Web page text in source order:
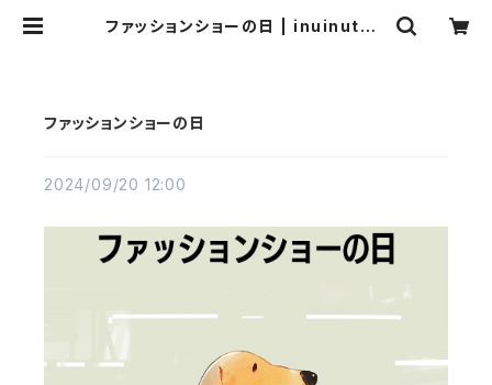
ファッションショーの日 | inuinutow
ファッションショーの日
2024/09/20 12:00